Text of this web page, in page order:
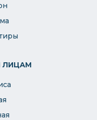
ЛИЦАМ